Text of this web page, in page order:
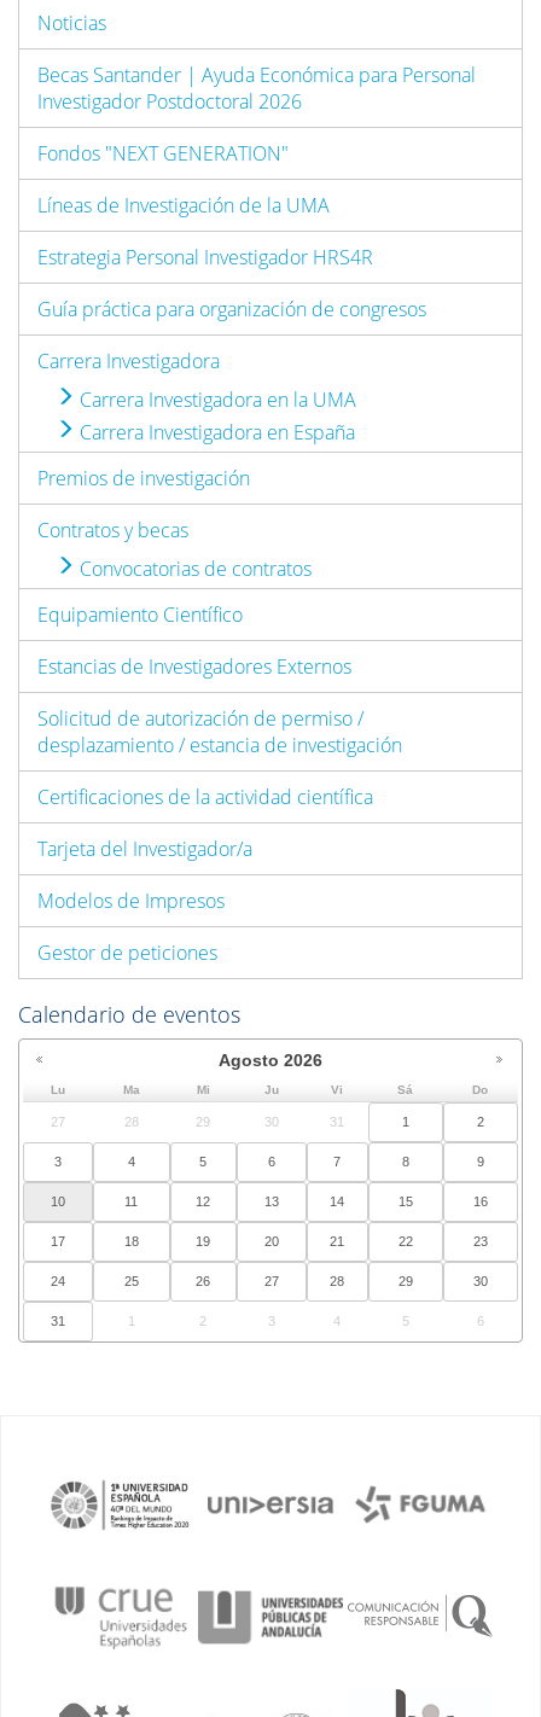
Noticias
Becas Santander | Ayuda Económica para Personal
Investigador Postdoctoral 2026
Fondos "NEXT GENERATION"
Líneas de Investigación de la UMA
Estrategia Personal Investigador HRS4R
Guía práctica para organización de congresos
Carrera Investigadora
Carrera Investigadora en la UMA
Carrera Investigadora en España
Premios de investigación
Contratos y becas
Convocatorias de contratos
Equipamiento Científico
Estancias de Investigadores Externos
Solicitud de autorización de permiso /
desplazamiento / estancia de investigación
Certificaciones de la actividad científica
Tarjeta del Investigador/a
Modelos de Impresos
Gestor de peticiones
Calendario de eventos
Agosto 2026
Lu Ma Mi Ju Vi Sá Do
27 28 29 30 31 1 2
3 4 5 6 7 8 9
10 11 12 13 14 15 16
17 18 19 20 21 22 23
24 25 26 27 28 29 30
31 1 2 3 4 5 6